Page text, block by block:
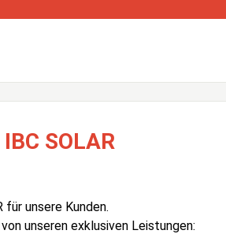
SOLAR
unsere Kunden.
unseren exklusiven Leistungen: